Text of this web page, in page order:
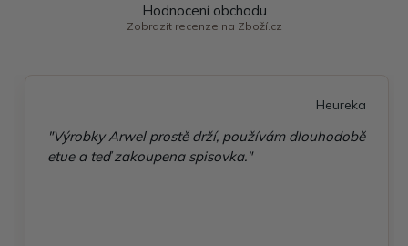
Hodnocení obchodu
Zobrazit recenze na Zboží.cz
Heureka
"Výrobky Arwel prostě drží, používám dlouhodobě
etue a teď zakoupena spisovka."